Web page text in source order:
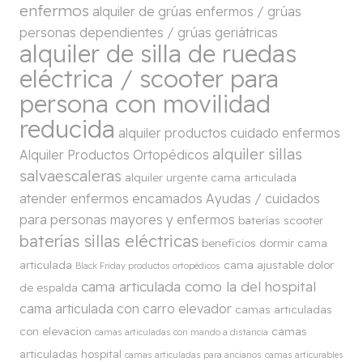
enfermos alquiler de grúas enfermos / grúas
personas dependientes / grúas geriátricas
alquiler de silla de ruedas
eléctrica / scooter para
persona con movilidad
reducida alquiler productos cuidado enfermos
Alquiler Productos Ortopédicos alquiler sillas
salvaescaleras alquiler urgente cama articulada
atender enfermos encamados Ayudas / cuidados
para personas mayores y enfermos baterías scooter
baterías sillas eléctricas beneficios dormir cama
articulada Black Friday productos ortopédicos cama ajustable dolor
de espalda cama articulada como la del hospital
cama articulada con carro elevador camas articuladas
con elevacion camas articuladas con mando a distancia camas
articuladas hospital camas articuladas para ancianos camas articurables